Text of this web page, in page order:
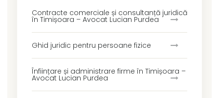
Contracte comerciale și consultanță juridică
în Timișoara – Avocat Lucian Purdea
Ghid juridic pentru persoane fizice
Înființare și administrare firme în Timișoara –
Avocat Lucian Purdea